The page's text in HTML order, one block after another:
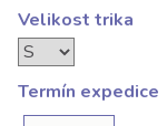
Velikost trika
Termín expedice